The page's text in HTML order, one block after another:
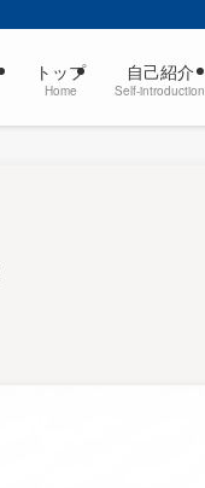
トップ
Home
自己紹介
Self-introduction